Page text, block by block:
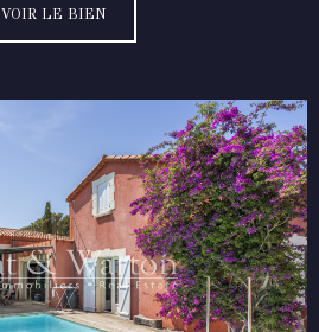
VOIR LE BIEN